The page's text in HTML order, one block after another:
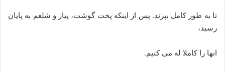
تا به طور کامل بپزند. پس از اینکه پخت گوشت، پیاز و شلغم به پایان
رسید،
انها را کاملا له می کنیم.